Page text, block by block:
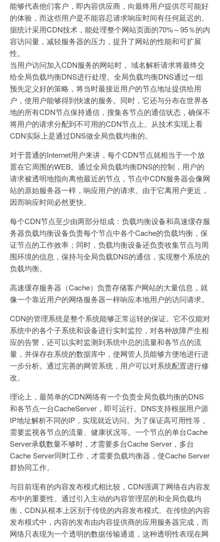
能够代表他们客户，即内容供应商，向最终用户提供尽可能好
的体验，而这些用户是不能容忍请求响应时间有任何延迟的。
据统计采用CDN技术，能处理整个网站页面的70%～95％的内
容访问量，减轻服务器的压力，提升了网站的性能和可扩展
性。
当用户访问加入CDN服务的网站时， 域名解析请求将最终交
给全局负载均衡DNS进行处理。全局负载均衡DNS通过一组
预先定义好的策略，将当时最接近用户的节点地址提供给用
户，使用户能够得到快速的服务。同时，它还与分布在世界各
地的所有CDN节点保持通信，搜集各节点的通信状态，确保不
将用户的请求分配到不可用的CDN节点上。从技术实现上看
CDN实际上是通过DNS做全局负载均衡的。
对于普通的Internet用户来讲，每个CDN节点就相当于一个放
置在它周围的WEB。通过全局负载均衡DNS的控制，用户的
请求被透明地指向离他最近的节点，节点中CDN服务器会像网
站的原始服务器一样，响应用户的请求。由于它离用户更近，
因而响应时间必然更快。
每个CDN节点至少由两部分组成：负载均衡设备和高速缓存服
务器负载均衡设备负责每个节点中各个Cache的负载均衡，保
证节点的工作效率；同时，负载均衡设备还负责收集节点与周
围环境的信息，保持与全局负载DNS的通信，实现整个系统的
负载均衡。
高速缓存服务器（Cache）负责存储客户网站的大量信息，就
像一个靠近用户的网络服务器一样响应本地用户的访问请求。
CDN的管理系统是整个系统能够正常运转的保证。它不仅能对
系统中的各个子系统和设备进行实时监控，对各种故障产生相
应的告警，还可以实时监测到系统中总的流量和各节点的流
量，并保存在系统的数据库中，使网管人员能够方便地进行进
一步分析。通过完善的网管系统，用户可以对系统配置进行修
改。
理论上，最简单的CDN网络有一个负责全局负载均衡的DNS
和各节点一台CacheServer，即可运行。DNS支持根据用户源
IP地址解析不同的IP，实现就近访问。为了保证高可用性等，
需要监视各节点的流量、健康状况等。一个节点的单台Cache
Server承载数量不够时，才需要多台Cache Server，多台
Cache Server同时工作，才需要负载均衡器，使Cache Server
群协同工作。
与目前现有的内容发布模式相比较，CDN强调了网络在内容发
布中的重要性。通过引入主动的内容管理层的和全局负载均
衡，CDN从根本上区别于传统的内容发布模式。在传统的内容
发布模式中，内容的发布由内容提供商的应用服务器完成，而
网络只表现为一个透明的数据传输通道，这种透明性表现在网